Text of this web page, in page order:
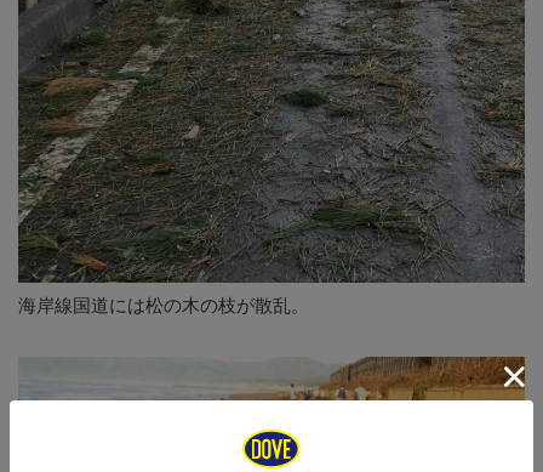
海岸線国道には松の木の枝が散乱。